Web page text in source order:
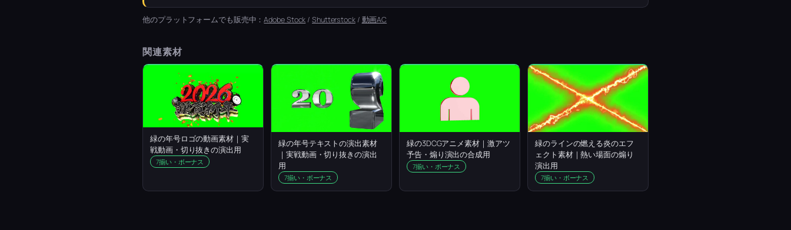
他のプラットフォームでも販売中：Adobe Stock /Shutterstock/ 動画AC
関連素材
緑の年号ロゴの動画素材｜実
戦動画・切り抜きの演出用
7揃い・ボーナス
緑の年号テキストの演出素材
｜実戦動画・切り抜きの演出
用
7揃い・ボーナス
緑の3DCGアニメ素材｜激アツ
予告・煽り演出の合成用
7揃い・ボーナス
緑のラインの燃える炎のエフ
ェクト素材｜熱い場面の煽り
演出用
7揃い・ボーナス